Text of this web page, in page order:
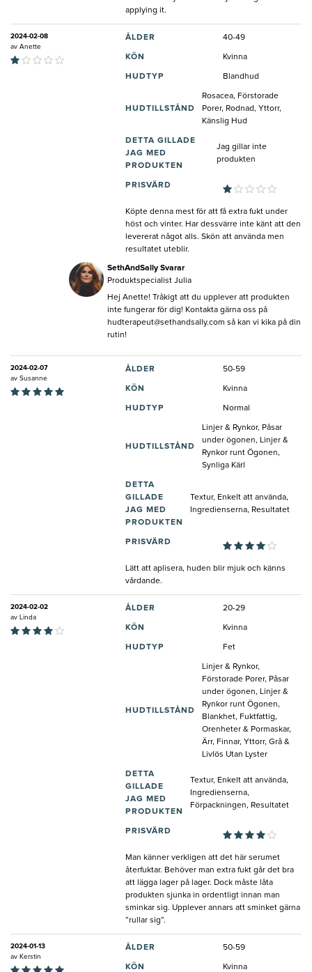
applying it.
2024-02-08
av Anette
ÅLDER 40-49
KÖN Kvinna
HUDTYP Blandhud
HUDTILLSTÅND
Rosacea, Förstorade
Porer, Rodnad, Yttorr,
Känslig Hud
DETTA GILLADE
JAG MED
PRODUKTEN
Jag gillar inte
produkten
PRISVÄRD
Köpte denna mest för att få extra fukt under
höst och vinter. Har dessvärre inte känt att den
levererat något alls. Skön att använda men
resultatet uteblir.
SethAndSally Svarar
Produktspecialist Julia
Hej Anette! Tråkigt att du upplever att produkten
inte fungerar för dig! Kontakta gärna oss på
hudterapeut@sethandsally.com så kan vi kika på din
rutin!
2024-02-07
av Susanne
ÅLDER 50-59
KÖN Kvinna
HUDTYP Normal
HUDTILLSTÅND
Linjer & Rynkor, Påsar
under ögonen, Linjer &
Rynkor runt Ögonen,
Synliga Kärl
DETTA
GILLADE
JAG MED
PRODUKTEN
Textur, Enkelt att använda,
Ingredienserna, Resultatet
PRISVÄRD
Lätt att aplisera, huden blir mjuk och känns
vårdande.
2024-02-02
av
Linda
ÅLDER 20-29
KÖN Kvinna
HUDTYP Fet
HUDTILLSTÅND
Linjer & Rynkor,
Förstorade Porer, Påsar
under ögonen, Linjer &
Rynkor runt Ögonen,
Blankhet, Fuktfattig,
Orenheter & Pormaskar,
Ärr, Finnar, Yttorr, Grå &
Livlös Utan Lyster
DETTA
GILLADE
JAG MED
PRODUKTEN
Textur, Enkelt att använda,
Ingredienserna,
Förpackningen, Resultatet
PRISVÄRD
Man känner verkligen att det här serumet
återfuktar. Behöver man extra fukt går det bra
att lägga lager på lager. Dock måste låta
produkten sjunka in ordentligt innan man
sminkar sig. Upplever annars att sminket gärna
”rullar sig”.
2024-01-13
av Kerstin
ÅLDER 50-59
KÖN Kvinna